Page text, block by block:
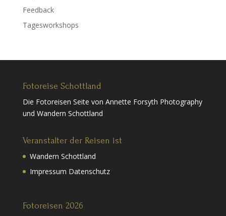
Feedback
Tagesworkshops
Fotoreise Schottland
Die Fotoreisen Seite von Annette Forsyth Photography
und Wandern Schottland
Veranstalter der Reisen ist
Wandern Schottland
Impressum Datenschutz
Fotoreisen 2026